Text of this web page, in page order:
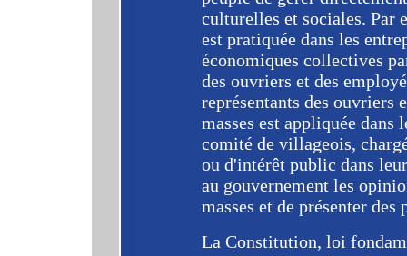
culturelles et sociales. Par
est pratiquée dans les
économiques collectives
des ouvriers et des
représentants des ouvriers
masses est appliquée dans
comité de villageois,
ou d'intérêt public dans
au gouvernement les
masses et de présenter des
La Constitution, loi